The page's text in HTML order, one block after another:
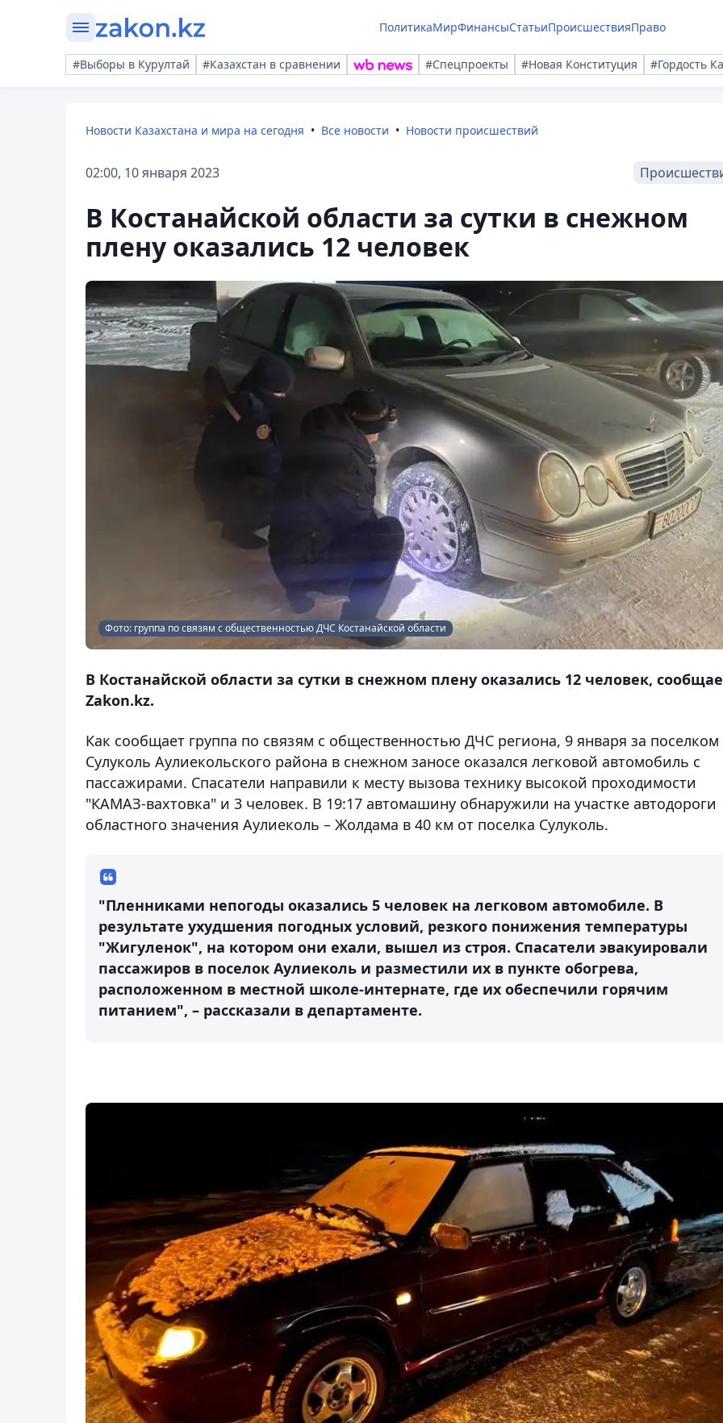
ПолитикаМирФинансыСтатьиПроисшествияПраво
#Выборы в Курултай #Казахстан в сравнении #Спецпроекты #Новая Конституция #Гордость
Новости Казахстана и мира на сегодня Все новости Новости происшествий
02:00, 10 января 2023
В Костанайской области за сутки в снежном
плену оказались 12 человек
Фото: группа по связям с общественностью ДЧС Костанайской области
В Костанайской области за сутки в снежном плену оказались 12 человек,
Zakon.kz.
Как сообщает группа по связям с общественностью ДЧС региона, 9 января за поселком
Сулуколь Аулиекольского района в снежном заносе оказался легковой автомобиль с
пассажирами. Спасатели направили к месту вызова технику высокой проходимости
"КАМАЗ-вахтовка" и 3 человек. В 19:17 автомашину обнаружили на участке автодороги
областного значения Аулиеколь – Жолдама в 40 км от поселка Сулуколь.
"Пленниками непогоды оказались 5 человек на легковом автомобиле. В
результате ухудшения погодных условий, резкого понижения температуры
"Жигуленок", на котором они ехали, вышел из строя. Спасатели эвакуировали
пассажиров в поселок Аулиеколь и разместили их в пункте обогрева,
расположенном в местной школе-интернате, где их обеспечили горячим
питанием", – рассказали в департаменте.